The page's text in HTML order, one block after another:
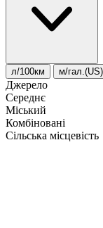
л/100км м/гал.(US)
Джерело
Середнє
Міський
Комбіновані
Сільська місцевість